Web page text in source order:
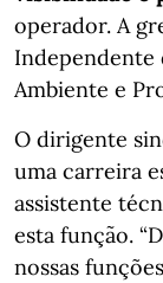
operador. A
Independente
Ambiente e
O dirigente
uma carreira
assistente
esta função.
nossas